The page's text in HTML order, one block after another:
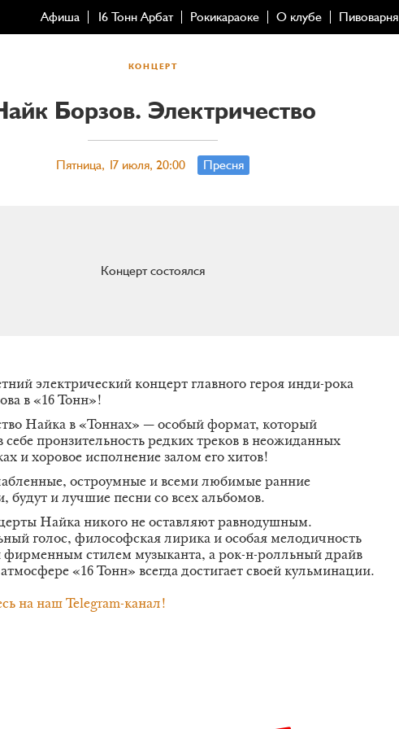
Афиша 16 Тонн Арбат Рокикараоке О клубе Пивоварня
КОНЦЕРТ
Борзов. Электричество
Пятница, 17 июля, 20:00 Пресня
Концерт состоялся
электрический концерт главного героя инди-рока
в «16 Тонн»!
Найка в «Тоннах» — особый формат, который
себе пронзительность редких треков в неожиданных
и хоровое исполнение залом его хитов!
остроумные и всеми любимые ранние
будут и лучшие песни со всех альбомов.
Найка никого не оставляют равнодушным.
голос, философская лирика и особая мелодичность
фирменным стилем музыканта, а рок-н-ролльный драйв
«16 Тонн» всегда достигает своей кульминации.
на наш Telegram-канал!